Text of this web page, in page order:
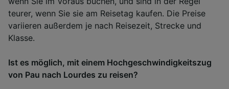
teurer, wenn Sie sie am Reisetag kaufen. Die Preise
variieren außerdem je nach Reisezeit, Strecke und
Klasse.
Ist es möglich, mit einem Hochgeschwindigkeitszug
von Pau nach Lourdes zu reisen?